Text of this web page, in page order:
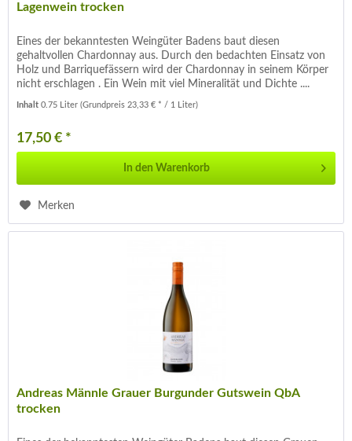
Lagenwein trocken
Eines der bekanntesten Weingüter Badens baut diesen
gehaltvollen Chardonnay aus. Durch den bedachten Einsatz von
Holz und Barriquefässern wird der Chardonnay in seinem Körper
nicht erschlagen . Ein Wein mit viel Mineralität und Dichte ....
Inhalt0.75 Liter(Grundpreis 23,33 € * / 1 Liter)
17,50 € *
In den Warenkorb
Merken
Andreas Männle Grauer Burgunder Gutswein QbA
trocken